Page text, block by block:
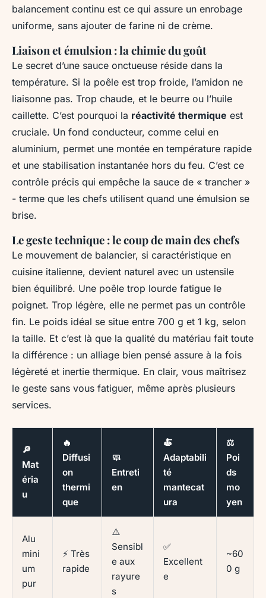
balancement continu est ce qui assure un enrobage
uniforme, sans ajouter de farine ni de crème.
Liaison et émulsion : la chimie du goût
Le secret d’une sauce onctueuse réside dans la
température. Si la poêle est trop froide, l’amidon ne
liaisonne pas. Trop chaude, et le beurre ou l’huile
caillette. C’est pourquoi la réactivité thermique est
cruciale. Un fond conducteur, comme celui en
aluminium, permet une montée en température rapide
et une stabilisation instantanée hors du feu. C’est ce
contrôle précis qui empêche la sauce de « trancher »
- terme que les chefs utilisent quand une émulsion se
brise.
Le geste technique : le coup de main des chefs
Le mouvement de balancier, si caractéristique en
cuisine italienne, devient naturel avec un ustensile
bien équilibré. Une poêle trop lourde fatigue le
poignet. Trop légère, elle ne permet pas un contrôle
fin. Le poids idéal se situe entre 700 g et 1 kg, selon
la taille. Et c’est là que la qualité du matériau fait toute
la différence : un alliage bien pensé assure à la fois
légèreté et inertie thermique. En clair, vous maîtrisez
le geste sans vous fatiguer, même après plusieurs
services.
🔎
Mat
éria
u
🔥
Diffusi
on
thermi
que
🧼
Entreti
en
🍝
Adaptabili
té
mantecat
ura
⚖️
Poi
ds
mo
yen
Alu
mini
um
pur
⚡ Très
rapide
⚠️
Sensibl
e aux
rayure
s
✅
Excellent
e
~60
0 g